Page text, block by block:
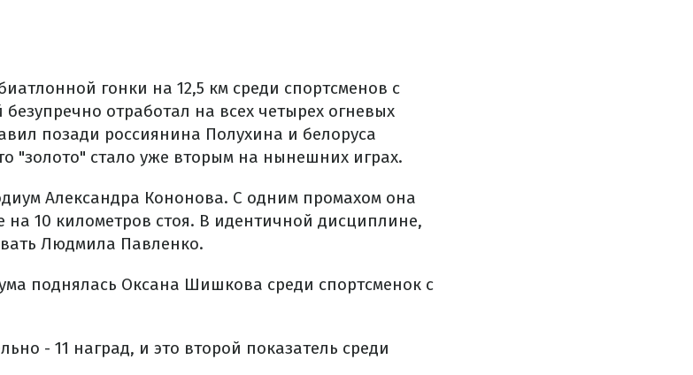
гонки на 12,5 км среди спортсменов с
отработал на всех четырех огневых
позади россиянина Полухина и белоруса
"золото" стало уже вторым на нынешних играх.
Александра Кононова. С одним промахом она
10 километров стоя. В идентичной дисциплине,
Людмила Павленко.
поднялась Оксана Шишкова среди спортсменок с
- 11 наград, и это второй показатель среди